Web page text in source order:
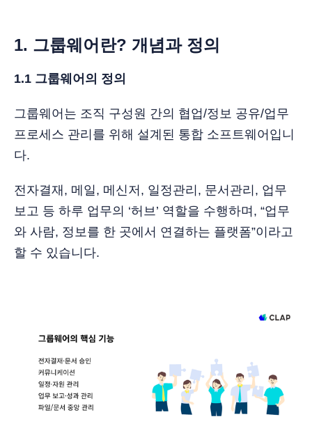
1. 그룹웨어란? 개념과 정의
1.1 그룹웨어의 정의
그룹웨어는 조직 구성원 간의 협업/정보 공유/업무
프로세스 관리를 위해 설계된 통합 소프트웨어입니
다.
전자결재, 메일, 메신저, 일정관리, 문서관리, 업무
보고 등 하루 업무의 ‘허브’ 역할을 수행하며, “업무
와 사람, 정보를 한 곳에서 연결하는 플랫폼”이라고
할 수 있습니다.